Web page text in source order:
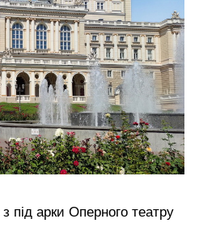
з під арки Оперного театру